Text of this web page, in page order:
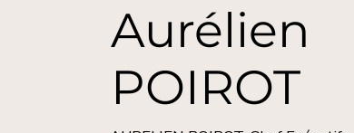
Aurélien
POIROT